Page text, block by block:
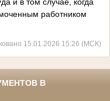
работником
15.01.2026 15:26 (МСК)
В